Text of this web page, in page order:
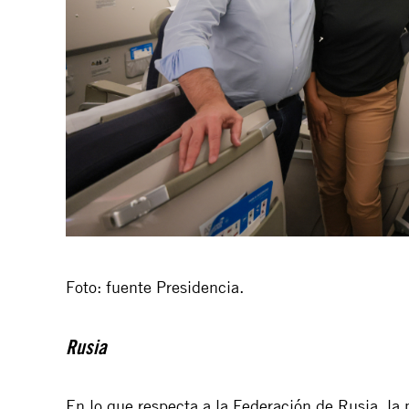
Foto: fuente Presidencia.
Rusia